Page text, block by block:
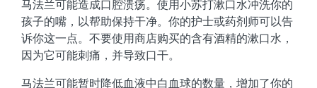
马法兰可能造成口腔溃疡。使用小苏打漱口水冲洗你的
孩子的嘴，以帮助保持干净。你的护士或药剂师可以告
诉你这一点。不要使用商店购买的含有酒精的漱口水，
因为它可能刺痛，并导致口干。
马法兰可能暂时降低血液中白血球的数量，增加了你的